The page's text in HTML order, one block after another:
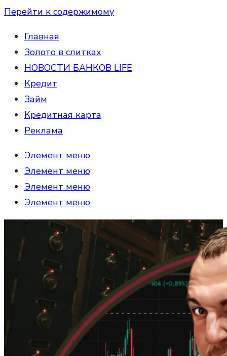
Перейти к содержимому
Главная
Золото в слитках
НОВОСТИ БАНКОВ LIFE
Кредит
Займ
Кредитная карта
Реклама
Элемент меню
Элемент меню
Элемент меню
Элемент меню